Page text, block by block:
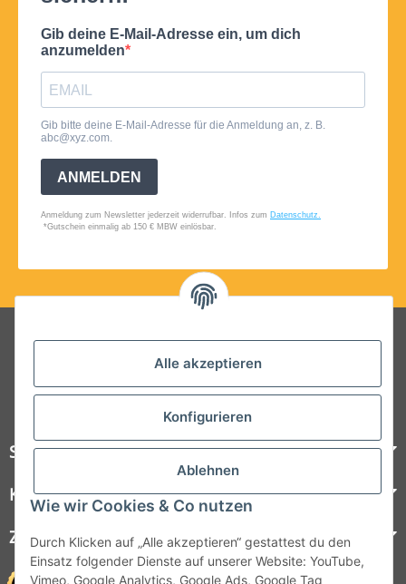
Alle akzeptieren
Konfigurieren
Ablehnen
Wie wir Cookies & Co nutzen
Durch Klicken auf „Alle akzeptieren“ gestattest du den
Einsatz folgender Dienste auf unserer Website: YouTube,
Vimeo, Google Analytics, Google Ads, Google Tag
Folgt uns auf Social Media
Steelboxx
Kundenservice
Zahlungsmöglichkeiten